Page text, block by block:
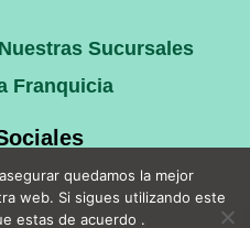
Nuestras Sucursales
Franquicia
quedamos la mejor
web. Si sigues utilizando este
estas de acuerdo .